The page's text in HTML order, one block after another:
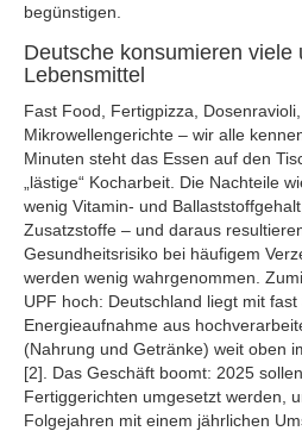
begünstigen.
Deutsche konsumieren viele
Lebensmittel
Fast Food, Fertigpizza,
Mikrowellengerichte – wir alle
Minuten steht das Essen auf den
„lästige“ Kocharbeit. Die Nachteile
wenig Vitamin- und
Zusatzstoffe – und daraus
Gesundheitsrisiko bei häufigem
werden wenig wahrgenommen.
UPF hoch: Deutschland liegt mit
Energieaufnahme aus
(Nahrung und Getränke) weit oben
[2]. Das Geschäft boomt: 2025
Fertiggerichten umgesetzt werden,
Folgejahren mit einem jährlichen